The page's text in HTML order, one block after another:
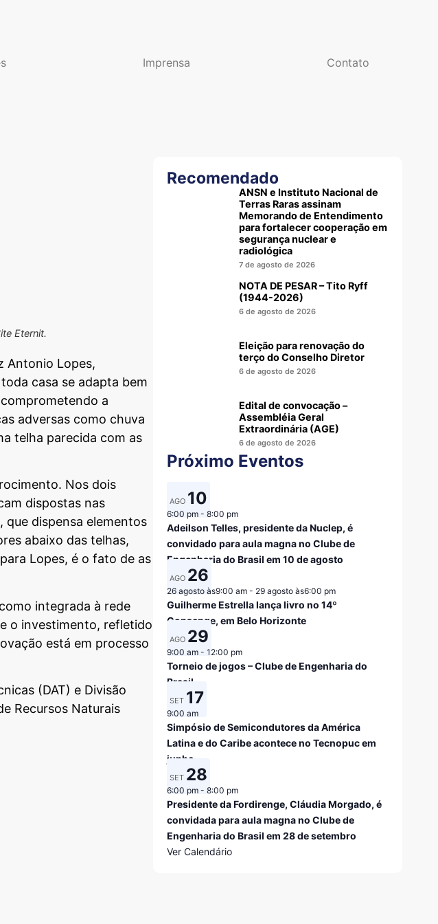
Imprensa Contato
Eternit.
Antonio Lopes,
casa se adapta bem
a
adversas como chuva
telha parecida com as
Nos dois
dispostas nas
dispensa elementos
abaixo das telhas,
Lopes, é o fato de as
integrada à rede
o investimento, refletido
está em processo
(DAT) e Divisão
Recursos Naturais
Recomendado
ANSN e Instituto Nacional de
Terras Raras assinam
Memorando de Entendimento
para fortalecer cooperação em
segurança nuclear e
radiológica
7 de agosto de 2026
NOTA DE PESAR – Tito Ryff
(1944-2026)
6 de agosto de 2026
Eleição para renovação do
terço do Conselho Diretor
6 de agosto de 2026
Edital de convocação –
Assembléia Geral
Extraordinária (AGE)
6 de agosto de 2026
Próximo Eventos
AGO 10
6:00 pm -8:00 pm
Adeilson Telles, presidente da Nuclep, é
convidado para aula magna no Clube de
Engenharia do Brasil em 10 de agosto
AGO 26
26 agosto às9:00 am - 29 agosto às6:00 pm
Guilherme Estrella lança livro no 14º
Consenge, em Belo Horizonte
AGO 29
9:00 am -12:00 pm
Torneio de jogos – Clube de Engenharia do
Brasil
SET 17
9:00 am
Simpósio de Semicondutores da América
Latina e do Caribe acontece no Tecnopuc em
junho
SET 28
6:00 pm -8:00 pm
Presidente da Fordirenge, Cláudia Morgado, é
convidada para aula magna no Clube de
Engenharia do Brasil em 28 de setembro
Ver Calendário